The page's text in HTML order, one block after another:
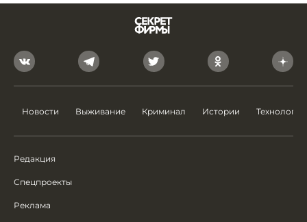
Новости Выживание Криминал Истории Технологии
Редакция
Спецпроекты
Реклама